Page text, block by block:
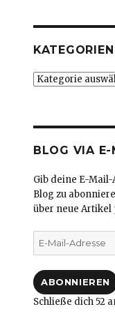
KATEGORIEN
Kategorien
BLOG VIA E-
Gib deine E-
Blog zu
über neue Artikel
E-
Mail-
ABONNIEREN
Schließe dich 52